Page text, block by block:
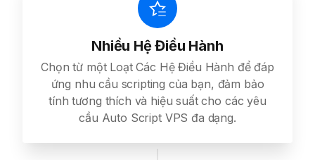
Nhiều Hệ Điều Hành
Chọn từ một Loạt Các Hệ Điều Hành để đáp
ứng nhu cầu scripting của bạn, đảm bảo
tính tương thích và hiệu suất cho các yêu
cầu Auto Script VPS đa dạng.